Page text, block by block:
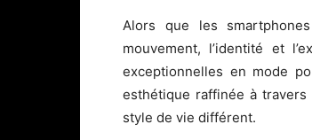
Alors que les
mouvement, l’identité et
exceptionnelles en mode
esthétique raffinée à
style de vie différent.